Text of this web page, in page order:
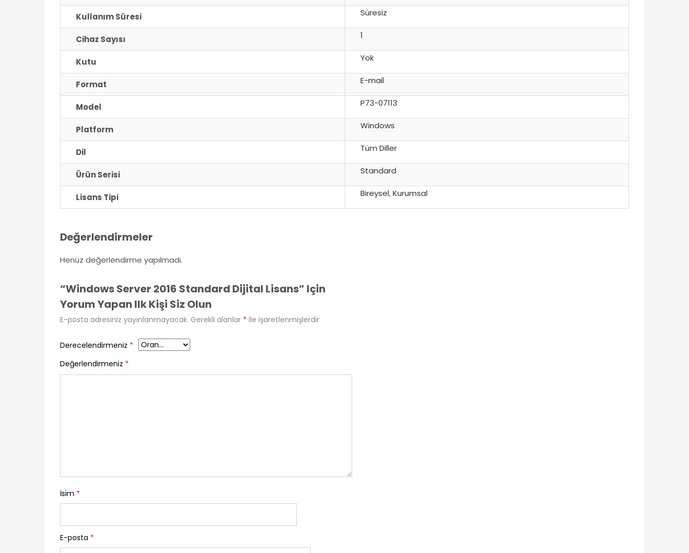
Kullanım Süresi Süresiz
Cihaz Sayısı 1
Kutu Yok
Format E-mail
Model P73-07113
Platform Windows
Dil Tüm Diller
Ürün Serisi Standard
Lisans Tipi Bireysel,Kurumsal
Değerlendirmeler
Henüz değerlendirme yapılmadı.
“Windows Server 2016 Standard Dijital Lisans” Için
Yorum Yapan Ilk Kişi Siz Olun
E-posta adresiniz yayınlanmayacak. Gerekli alanlar * ile işaretlenmişlerdir
Derecelendirmeniz *
Değerlendirmeniz *
İsim *
E-posta *